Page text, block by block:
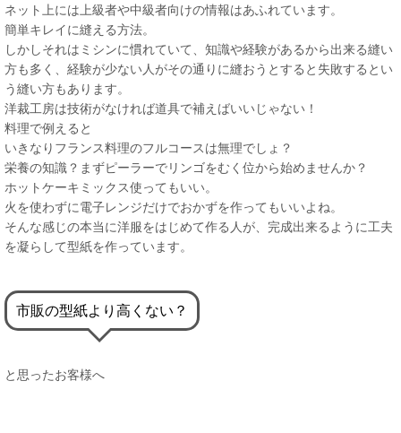
ネット上には上級者や中級者向けの情報はあふれています。
簡単キレイに縫える方法。
しかしそれはミシンに慣れていて、知識や経験があるから出来る縫い
方も多く、経験が少ない人がその通りに縫おうとすると失敗するとい
う縫い方もあります。
洋裁工房は技術がなければ道具で補えばいいじゃない！
料理で例えると
いきなりフランス料理のフルコースは無理でしょ？
栄養の知識？まずピーラーでリンゴをむく位から始めませんか？
ホットケーキミックス使ってもいい。
火を使わずに電子レンジだけでおかずを作ってもいいよね。
そんな感じの本当に洋服をはじめて作る人が、完成出来るように工夫
を凝らして型紙を作っています。
市販の型紙より高くない？
と思ったお客様へ